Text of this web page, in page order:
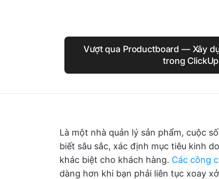
Vượt qua Productboard — Xây
trong ClickUp
Là một nhà quản lý sản phẩm, cuộc
biết sâu sắc, xác định mục tiêu kinh
khác biệt cho khách hàng. Các công
dàng hơn khi bạn phải liên tục xoay